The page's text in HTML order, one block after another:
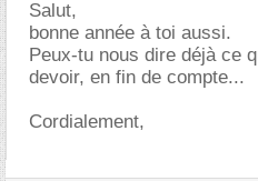
Salut,
bonne année à toi aussi.
Peux-tu nous dire déjà ce
devoir, en fin de compte...
Cordialement,